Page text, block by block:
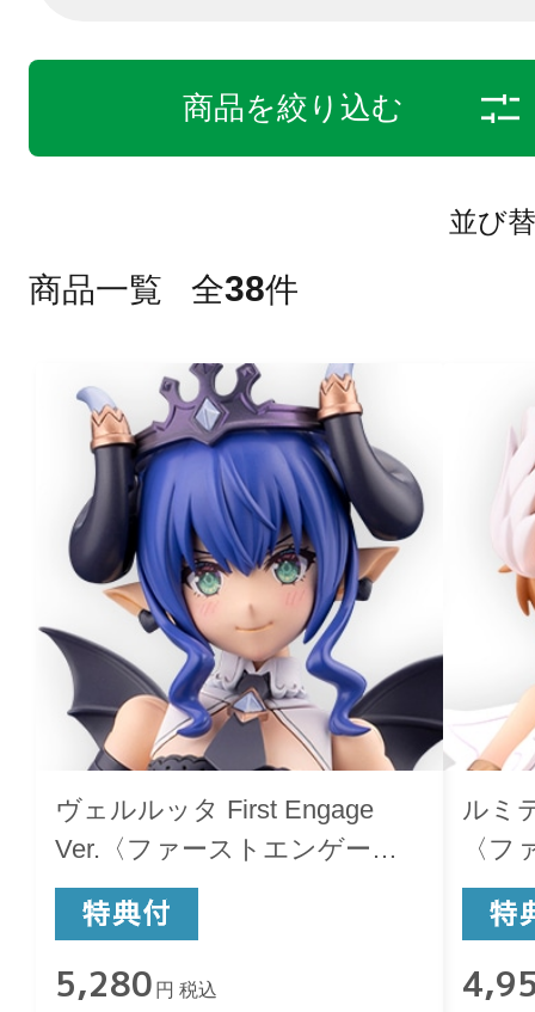
商品を絞り込む
並び
商品一覧 全38件
ヴェルルッタ First Engage
Ver.〈ファーストエンゲージ
Ver.〉
5,280 円 税込
ルミ
〈フ
Ver.〉